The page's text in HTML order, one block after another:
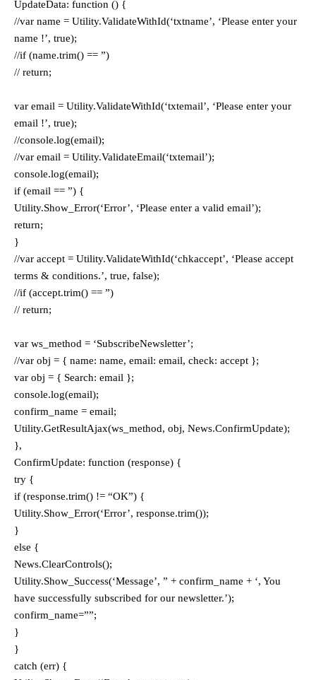
UpdateData: function () {
//var name = Utility.ValidateWithId(‘txtname’, ‘Please enter your
name !’, true);
//if (name.trim() == ”)
// return;
var email = Utility.ValidateWithId(‘txtemail’, ‘Please enter your
email !’, true);
//console.log(email);
//var email = Utility.ValidateEmail(‘txtemail’);
console.log(email);
if (email == ”) {
Utility.Show_Error(‘Error’, ‘Please enter a valid email’);
return;
}
//var accept = Utility.ValidateWithId(‘chkaccept’, ‘Please accept
terms & conditions.’, true, false);
//if (accept.trim() == ”)
// return;
var ws_method = ‘SubscribeNewsletter’;
//var obj = { name: name, email: email, check: accept };
var obj = { Search: email };
console.log(email);
confirm_name = email;
Utility.GetResultAjax(ws_method, obj, News.ConfirmUpdate);
},
ConfirmUpdate: function (response) {
try {
if (response.trim() != “OK”) {
Utility.Show_Error(‘Error’, response.trim());
}
else {
News.ClearControls();
Utility.Show_Success(‘Message’, ” + confirm_name + ‘, You
have successfully subscribed for our newsletter.’);
confirm_name=””;
}
}
catch (err) {